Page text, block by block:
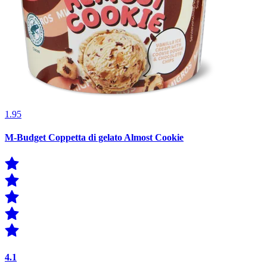
1.95
M-Budget Coppetta di gelato Almost Cookie
4.1